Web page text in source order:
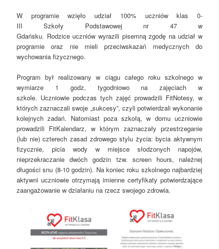
W programie wzięłoudział 100% uczniówklas 0-
III Szkoły Podstawowej nr 47 w
Gdańsku. Rodziceuczniów wyrazili pisemną zgodę na udział w
programie oraz nie mieli przeciwskazań medycznych do
wychowania fizycznego.
Program był realizowanyw ciągu całego roku szkolnego w
wymiarze 1 godz, tygodniowona zajęciach w
szkole. Uczniowie podczas tych zajęć prowadzili FitNotesy, w
którychzaznaczali swoje „sukcesy”, czyli potwierdzali wykonanie
kolejnych zadań. Natomiast poza szkołą, w domu uczniowie
prowadzili FitKalendarz, w którym zaznaczały przestrzeganie
(lub nie) czterech zasad zdrowego stylu życia: bycia aktywnym
fizycznie, picia wody w miejsce słodzonych napojów,
nieprzekraczanie dwóch godzin tzw. screen hours, należnej
długości snu (8-10 godzin). Na koniec roku szkolnego najbardziej
aktywni uczniowie otrzymają imienne certyfikaty potwierdzające
zaangażowanie w działaniu na rzecz swojego zdrowia.